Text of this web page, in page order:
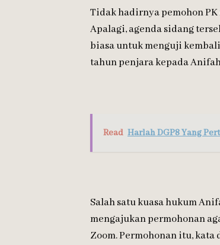
Tidak hadirnya pemohon
Apalagi, agenda sidang
biasa untuk menguji
tahun penjara kepada
Read Harlah DGP8 Yang
Salah satu kuasa hukum
mengajukan permohonan
Zoom. Permohonan itu, kata